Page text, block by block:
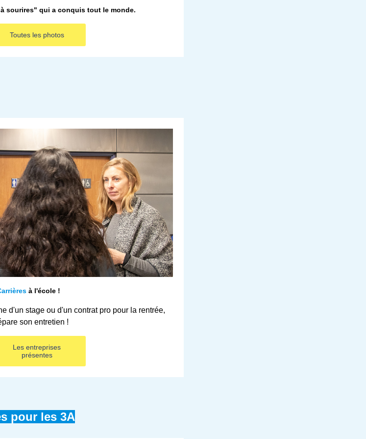
sourires" qui a conquis tout le monde.
Toutes les photos
à l'école !
d'un stage ou d'un contrat pro pour la rentrée,
son entretien !
Les entreprises
présentes
pour les 3A